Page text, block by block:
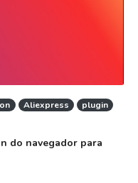
Aliexpress
plugin
do navegador para